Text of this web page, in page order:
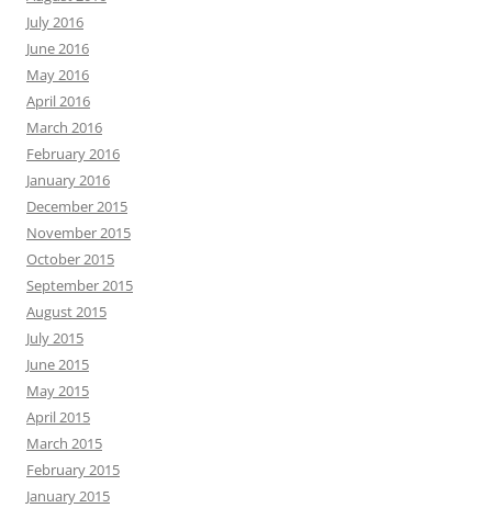
July 2016
June 2016
May 2016
April 2016
March 2016
February 2016
January 2016
December 2015
November 2015
October 2015
September 2015
August 2015
July 2015
June 2015
May 2015
April 2015
March 2015
February 2015
January 2015